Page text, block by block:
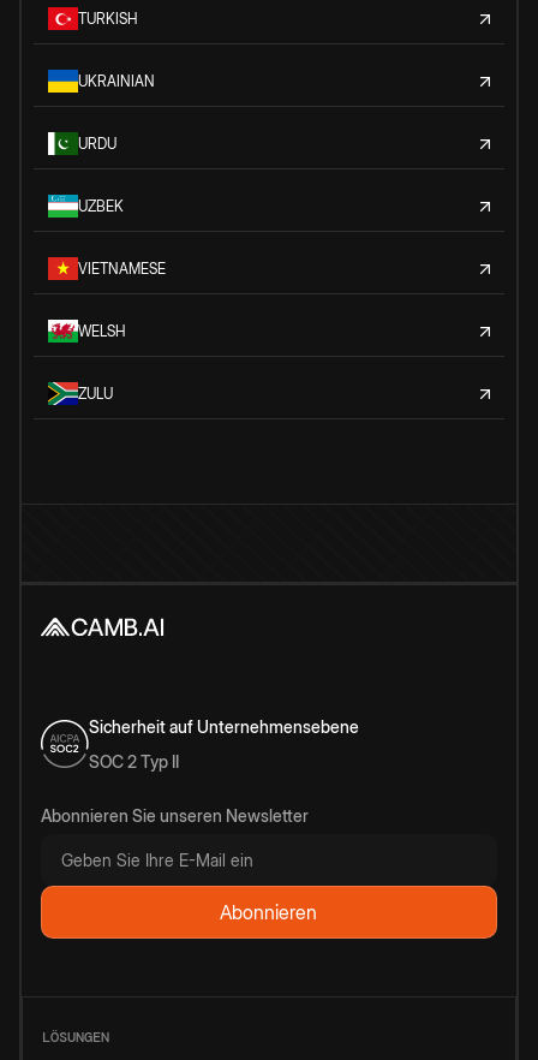
TURKISH
UKRAINIAN
URDU
UZBEK
VIETNAMESE
WELSH
ZULU
Sicherheit auf Unternehmensebene
SOC 2 Typ II
Abonnieren Sie unseren Newsletter
LÖSUNGEN